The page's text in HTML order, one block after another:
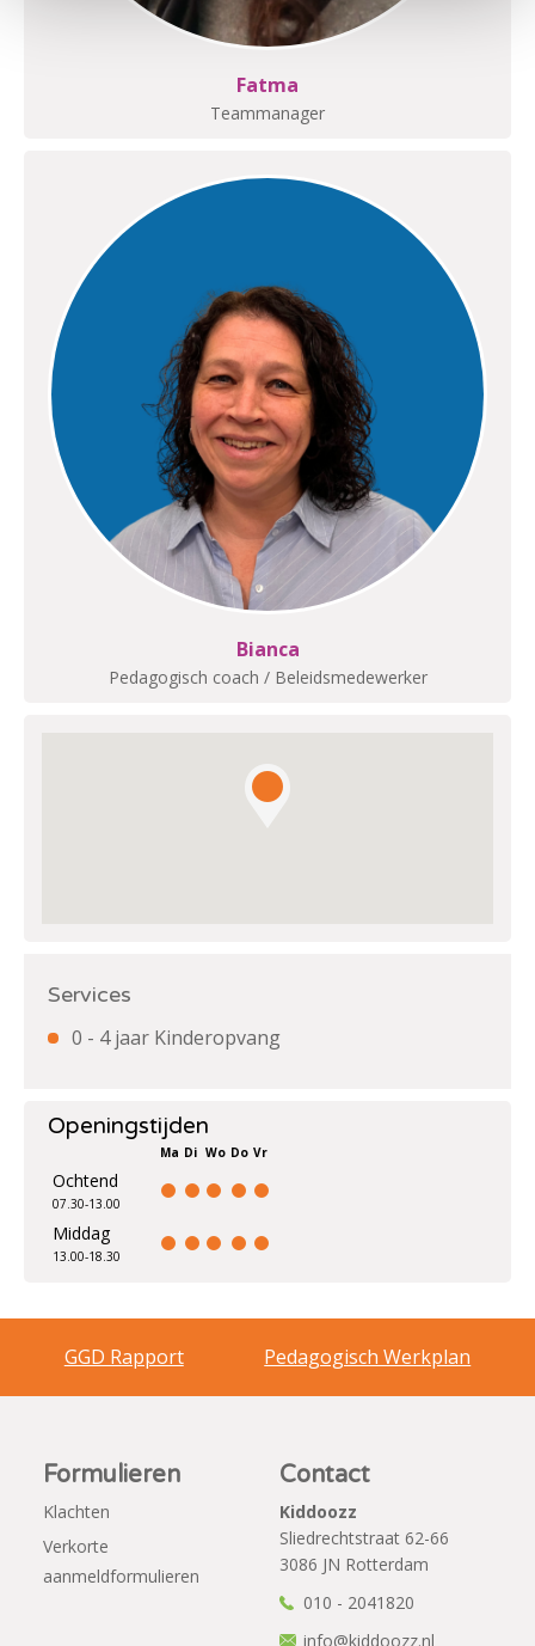
Fatma
Teammanager
Bianca
Pedagogisch coach / Beleidsmedewerker
Services
0 - 4 jaar Kinderopvang
Openingstijden
Ma Di Wo Do Vr
Ochtend
07.30-13.00
Middag
13.00-18.30
GGD Rapport Pedagogisch Werkplan
Formulieren
Klachten
Verkorte
aanmeldformulieren
Contact
Kiddoozz
Sliedrechtstraat 62-66
3086 JN Rotterdam
010 - 2041820
info@kiddoozz.nl